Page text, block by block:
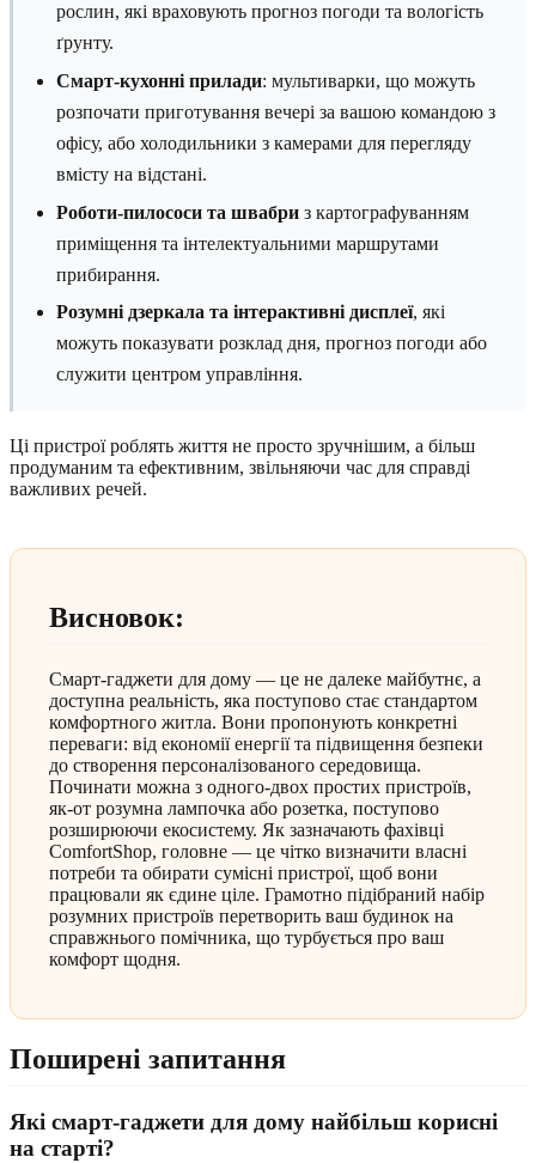
рослин, які враховують прогноз погоди та вологість
ґрунту.
Смарт-кухонні прилади: мультиварки, що можуть
розпочати приготування вечері за вашою командою з
офісу, або холодильники з камерами для перегляду
вмісту на відстані.
Роботи-пилососи та швабри з картографуванням
приміщення та інтелектуальними маршрутами
прибирання.
Розумні дзеркала та інтерактивні дисплеї, які
можуть показувати розклад дня, прогноз погоди або
служити центром управління.
Ці пристрої роблять життя не просто зручнішим, а більш
продуманим та ефективним, звільняючи час для справді
важливих речей.
Висновок:
Смарт-гаджети для дому — це не далеке майбутнє, а
доступна реальність, яка поступово стає стандартом
комфортного житла. Вони пропонують конкретні
переваги: від економії енергії та підвищення безпеки
до створення персоналізованого середовища.
Починати можна з одного-двох простих пристроїв,
як-от розумна лампочка або розетка, поступово
розширюючи екосистему. Як зазначають фахівці
ComfortShop, головне — це чітко визначити власні
потреби та обирати сумісні пристрої, щоб вони
працювали як єдине ціле. Грамотно підібраний набір
розумних пристроїв перетворить ваш будинок на
справжнього помічника, що турбується про ваш
комфорт щодня.
Поширені запитання
Які смарт-гаджети для дому найбільш корисні
на старті?